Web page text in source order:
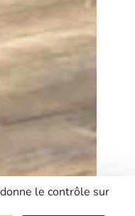
le contrôle sur